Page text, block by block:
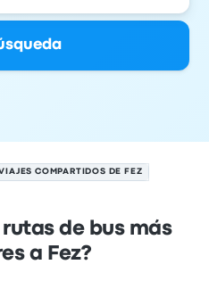
COMPARTIDOS DE FEZ
de bus más
a Fez?